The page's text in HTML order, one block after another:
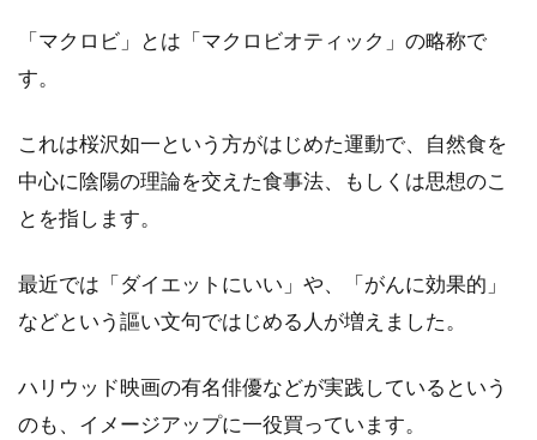
は美味しく炊けるのか？
なぜ強力粉ばかりでパンを作るの？
その理由を徹底解析！
「マクロビ」とは「マクロビオティック」の略称で
す。
これは桜沢如一という方がはじめた運動で、自然食を
中心に陰陽の理論を交えた食事法、もしくは思想のこ
とを指します。
最近では「ダイエットにいい」や、「がんに効果的」
などという謳い文句ではじめる人が増えました。
ハリウッド映画の有名俳優などが実践しているという
のも、イメージアップに一役買っています。